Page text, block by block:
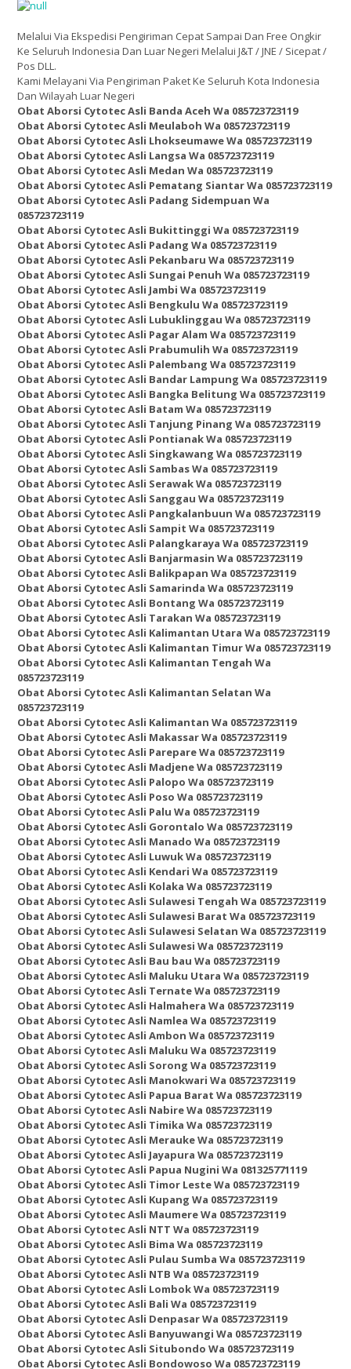
Melalui Via Ekspedisi Pengiriman Cepat Sampai Dan Free Ongkir
Ke Seluruh Indonesia Dan Luar Negeri Melalui J&T / JNE / Sicepat /
Pos DLL.
Kami Melayani Via Pengiriman Paket Ke Seluruh Kota Indonesia
Dan Wilayah Luar Negeri
Obat Aborsi Cytotec Asli Banda Aceh Wa 085723723119
Obat Aborsi Cytotec Asli Meulaboh Wa 085723723119
Obat Aborsi Cytotec Asli Lhokseumawe Wa 085723723119
Obat Aborsi Cytotec Asli Langsa Wa 085723723119
Obat Aborsi Cytotec Asli Medan Wa 085723723119
Obat Aborsi Cytotec Asli Pematang Siantar Wa 085723723119
Obat Aborsi Cytotec Asli Padang Sidempuan Wa
085723723119
Obat Aborsi Cytotec Asli Bukittinggi Wa 085723723119
Obat Aborsi Cytotec Asli Padang Wa 085723723119
Obat Aborsi Cytotec Asli Pekanbaru Wa 085723723119
Obat Aborsi Cytotec Asli Sungai Penuh Wa 085723723119
Obat Aborsi Cytotec Asli Jambi Wa 085723723119
Obat Aborsi Cytotec Asli Bengkulu Wa 085723723119
Obat Aborsi Cytotec Asli Lubuklinggau Wa 085723723119
Obat Aborsi Cytotec Asli Pagar Alam Wa 085723723119
Obat Aborsi Cytotec Asli Prabumulih Wa 085723723119
Obat Aborsi Cytotec Asli Palembang Wa 085723723119
Obat Aborsi Cytotec Asli Bandar Lampung Wa 085723723119
Obat Aborsi Cytotec Asli Bangka Belitung Wa 085723723119
Obat Aborsi Cytotec Asli Batam Wa 085723723119
Obat Aborsi Cytotec Asli Tanjung Pinang Wa 085723723119
Obat Aborsi Cytotec Asli Pontianak Wa 085723723119
Obat Aborsi Cytotec Asli Singkawang Wa 085723723119
Obat Aborsi Cytotec Asli Sambas Wa 085723723119
Obat Aborsi Cytotec Asli Serawak Wa 085723723119
Obat Aborsi Cytotec Asli Sanggau Wa 085723723119
Obat Aborsi Cytotec Asli Pangkalanbuun Wa 085723723119
Obat Aborsi Cytotec Asli Sampit Wa 085723723119
Obat Aborsi Cytotec Asli Palangkaraya Wa 085723723119
Obat Aborsi Cytotec Asli Banjarmasin Wa 085723723119
Obat Aborsi Cytotec Asli Balikpapan Wa 085723723119
Obat Aborsi Cytotec Asli Samarinda Wa 085723723119
Obat Aborsi Cytotec Asli Bontang Wa 085723723119
Obat Aborsi Cytotec Asli Tarakan Wa 085723723119
Obat Aborsi Cytotec Asli Kalimantan Utara Wa 085723723119
Obat Aborsi Cytotec Asli Kalimantan Timur Wa 085723723119
Obat Aborsi Cytotec Asli Kalimantan Tengah Wa
085723723119
Obat Aborsi Cytotec Asli Kalimantan Selatan Wa
085723723119
Obat Aborsi Cytotec Asli Kalimantan Wa 085723723119
Obat Aborsi Cytotec Asli Makassar Wa 085723723119
Obat Aborsi Cytotec Asli Parepare Wa 085723723119
Obat Aborsi Cytotec Asli Madjene Wa 085723723119
Obat Aborsi Cytotec Asli Palopo Wa 085723723119
Obat Aborsi Cytotec Asli Poso Wa 085723723119
Obat Aborsi Cytotec Asli Palu Wa 085723723119
Obat Aborsi Cytotec Asli Gorontalo Wa 085723723119
Obat Aborsi Cytotec Asli Manado Wa 085723723119
Obat Aborsi Cytotec Asli Luwuk Wa 085723723119
Obat Aborsi Cytotec Asli Kendari Wa 085723723119
Obat Aborsi Cytotec Asli Kolaka Wa 085723723119
Obat Aborsi Cytotec Asli Sulawesi Tengah Wa 085723723119
Obat Aborsi Cytotec Asli Sulawesi Barat Wa 085723723119
Obat Aborsi Cytotec Asli Sulawesi Selatan Wa 085723723119
Obat Aborsi Cytotec Asli Sulawesi Wa 085723723119
Obat Aborsi Cytotec Asli Bau bau Wa 085723723119
Obat Aborsi Cytotec Asli Maluku Utara Wa 085723723119
Obat Aborsi Cytotec Asli Ternate Wa 085723723119
Obat Aborsi Cytotec Asli Halmahera Wa 085723723119
Obat Aborsi Cytotec Asli Namlea Wa 085723723119
Obat Aborsi Cytotec Asli Ambon Wa 085723723119
Obat Aborsi Cytotec Asli Maluku Wa 085723723119
Obat Aborsi Cytotec Asli Sorong Wa 085723723119
Obat Aborsi Cytotec Asli Manokwari Wa 085723723119
Obat Aborsi Cytotec Asli Papua Barat Wa 085723723119
Obat Aborsi Cytotec Asli Nabire Wa 085723723119
Obat Aborsi Cytotec Asli Timika Wa 085723723119
Obat Aborsi Cytotec Asli Merauke Wa 085723723119
Obat Aborsi Cytotec Asli Jayapura Wa 085723723119
Obat Aborsi Cytotec Asli Papua Nugini Wa 081325771119
Obat Aborsi Cytotec Asli Timor Leste Wa 085723723119
Obat Aborsi Cytotec Asli Kupang Wa 085723723119
Obat Aborsi Cytotec Asli Maumere Wa 085723723119
Obat Aborsi Cytotec Asli NTT Wa 085723723119
Obat Aborsi Cytotec Asli Bima Wa 085723723119
Obat Aborsi Cytotec Asli Pulau Sumba Wa 085723723119
Obat Aborsi Cytotec Asli NTB Wa 085723723119
Obat Aborsi Cytotec Asli Lombok Wa 085723723119
Obat Aborsi Cytotec Asli Bali Wa 085723723119
Obat Aborsi Cytotec Asli Denpasar Wa 085723723119
Obat Aborsi Cytotec Asli Banyuwangi Wa 085723723119
Obat Aborsi Cytotec Asli Situbondo Wa 085723723119
Obat Aborsi Cytotec Asli Bondowoso Wa 085723723119